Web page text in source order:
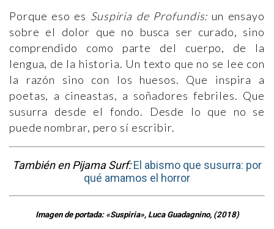
Porque eso es Suspiria de Profundis: un ensayo
sobre el dolor que no busca ser curado, sino
comprendido como parte del cuerpo, de la
lengua, de la historia. Un texto que no se lee con
la razón sino con los huesos. Que inspira a
poetas, a cineastas, a soñadores febriles. Que
susurra desde el fondo. Desde lo que no se
puede nombrar, pero sí escribir.
También en Pijama Surf:El abismo que susurra: por
qué amamos el horror
Imagen de portada: «Suspiria», Luca Guadagnino, (2018)